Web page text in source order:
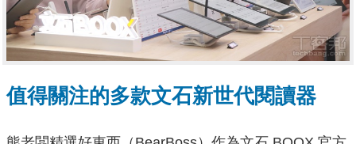
值得關注的多款文石新世代閱讀器